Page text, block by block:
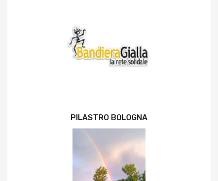
PILASTRO BOLOGNA